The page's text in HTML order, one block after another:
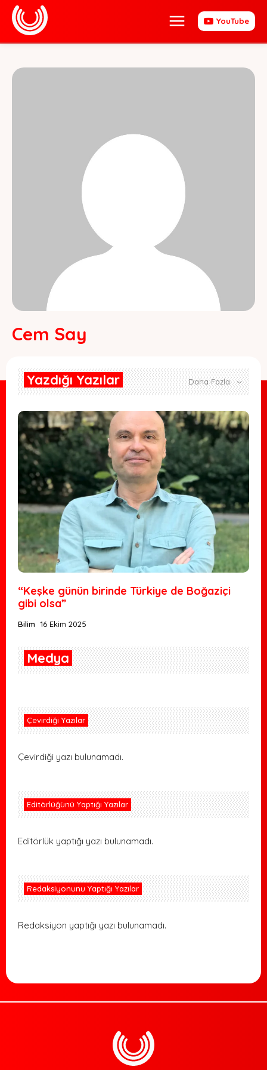
YouTube
Cem Say
Yazdığı Yazılar Daha Fazla
“Keşke günün birinde Türkiye de Boğaziçi
gibi olsa”
Bilim 16 Ekim 2025
Medya
Çevirdiği Yazılar
Çevirdiği yazı bulunamadı.
Editörlüğünü Yaptığı Yazılar
Editörlük yaptığı yazı bulunamadı.
Redaksiyonunu Yaptığı Yazılar
Redaksiyon yaptığı yazı bulunamadı.